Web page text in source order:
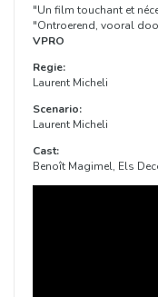
"Un film touchant et
"Ontroerend, vooral
VPRO
Regie:
Laurent Micheli
Scenario:
Laurent Micheli
Cast:
Benoît Magimel, Els